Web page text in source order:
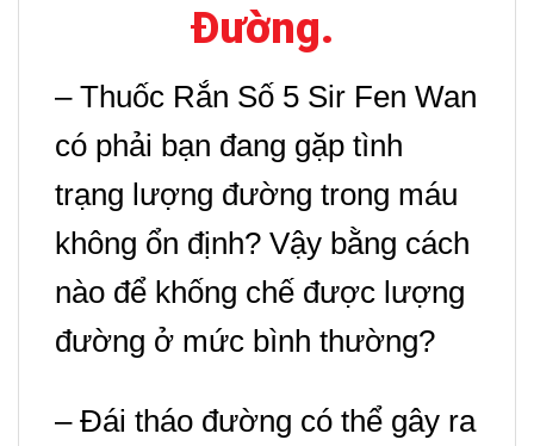
Đường.
– Thuốc Rắn Số 5 Sir Fen Wan
có phải bạn đang gặp tình
trạng lượng đường trong máu
không ổn định? Vậy bằng cách
nào để khống chế được lượng
đường ở mức bình thường?
– Đái tháo đường có thể gây ra